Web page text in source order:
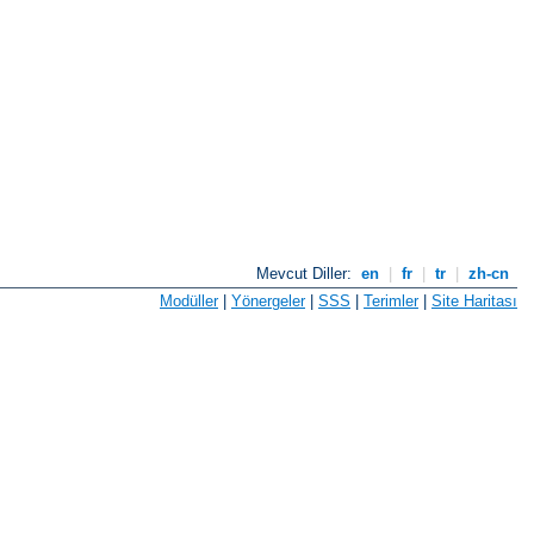
Mevcut Diller: en fr tr
zh-cn
Modüller| Yönergeler| SSS | Terimler| Site Haritası